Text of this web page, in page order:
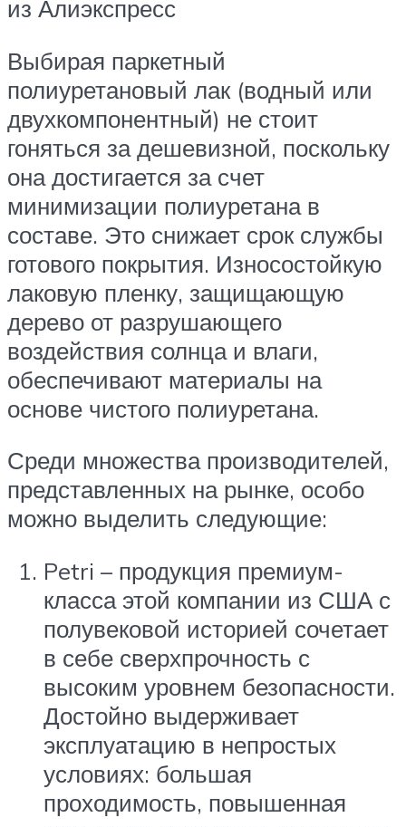
из Алиэкспресс
Выбирая паркетный
полиуретановый лак (водный или
двухкомпонентный) не стоит
гоняться за дешевизной, поскольку
она достигается за счет
минимизации полиуретана в
составе. Это снижает срок службы
готового покрытия. Износостойкую
лаковую пленку, защищающую
дерево от разрушающего
воздействия солнца и влаги,
обеспечивают материалы на
основе чистого полиуретана.
Среди множества производителей,
представленных на рынке, особо
можно выделить следующие:
Petri – продукция премиум-
класса этой компании из США с
полувековой историей сочетает
в себе сверхпрочность с
высоким уровнем безопасности.
Достойно выдерживает
эксплуатацию в непростых
условиях: большая
проходимость, повышенная